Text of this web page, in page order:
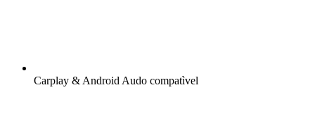
Carplay & Android Audo compatìvel